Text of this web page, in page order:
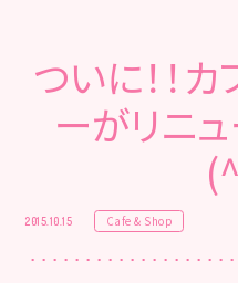
ついに！！
ーがリニ
2015.10.15 Cafe & Shop